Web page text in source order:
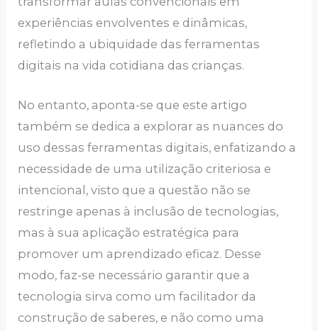
experiências envolventes e dinâmicas,
refletindo a ubiquidade das ferramentas
digitais na vida cotidiana das crianças.
No entanto, aponta-se que este artigo
também se dedica a explorar as nuances do
uso dessas ferramentas digitais, enfatizando a
necessidade de uma utilização criteriosa e
intencional, visto que a questão não se
restringe apenas à inclusão de tecnologias,
mas à sua aplicação estratégica para
promover um aprendizado eficaz. Desse
modo, faz-se necessário garantir que a
tecnologia sirva como um facilitador da
construção de saberes, e não como uma